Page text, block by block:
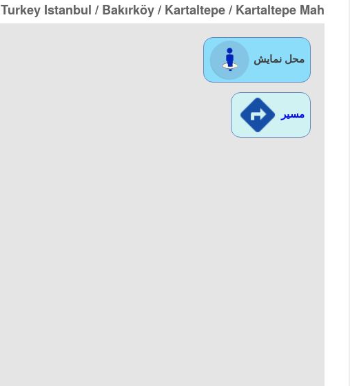
Turkey Istanbul / Bakırköy/ Kartaltepe/ Kartaltepe Mah.
محل نمایش
مسیر